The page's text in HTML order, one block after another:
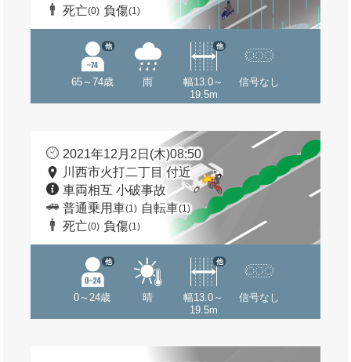
死亡(0) 負傷(1)
65～74歳
他
雨
幅13.0～
19.5m
他
信号なし
2021年12月2日(木)08:50
川西市火打二丁目 付近
車両相互 小破事故
普通乗用車(1) 自転車(1)
死亡(0) 負傷(1)
0～24歳
他
晴
幅13.0～
19.5m
他
信号なし